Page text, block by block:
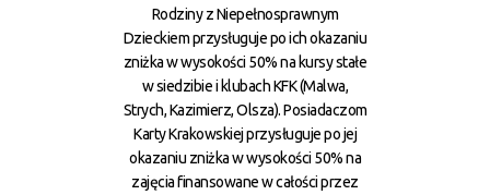
Rodziny z Niepełnosprawnym
Dzieckiem przysługuje po ich okazaniu
zniżka w wysokości 50% na kursy stałe
w siedzibie i klubach KFK (Malwa,
Strych, Kazimierz, Olsza). Posiadaczom
Karty Krakowskiej przysługuje po jej
okazaniu zniżka w wysokości 50% na
zajęcia finansowane w całości przez